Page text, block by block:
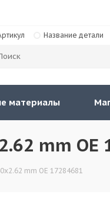
Название детали
материалы
mm OE
mm OE 17284681